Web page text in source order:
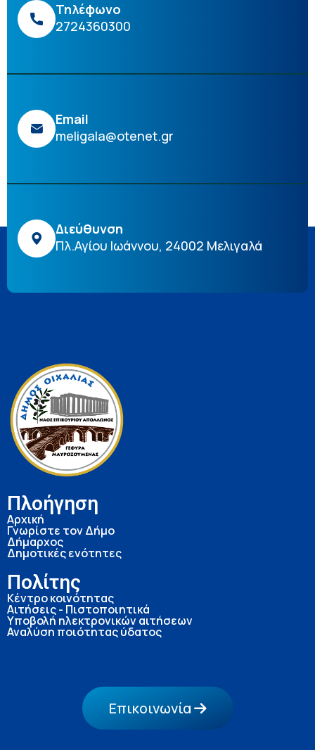
Τηλέφωνο
2724360300
Email
meligala@otenet.gr
Διεύθυνση
Πλ.Αγίου Ιωάννου, 24002 Μελιγαλά
Πλοήγηση
Αρχική
Γνωρίστε τον Δήμο
Δήμαρχος
Δημοτικές ενότητες
Πολίτης
Κέντρο κοινότητας
Αιτήσεις - Πιστοποιητικά
Υποβολή ηλεκτρονικών αιτήσεων
Αναλύση ποιότητας ύδατος
Επικοινωνία